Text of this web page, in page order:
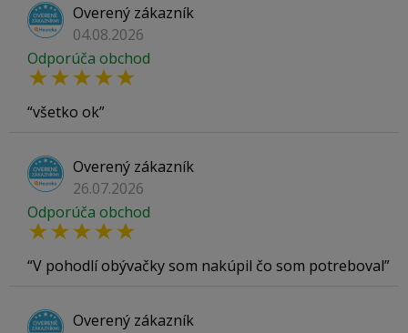
Overený zákazník
04.08.2026
Odporúča obchod
všetko ok
Overený zákazník
26.07.2026
Odporúča obchod
V pohodlí obývačky som nakúpil čo som potreboval
Overený zákazník